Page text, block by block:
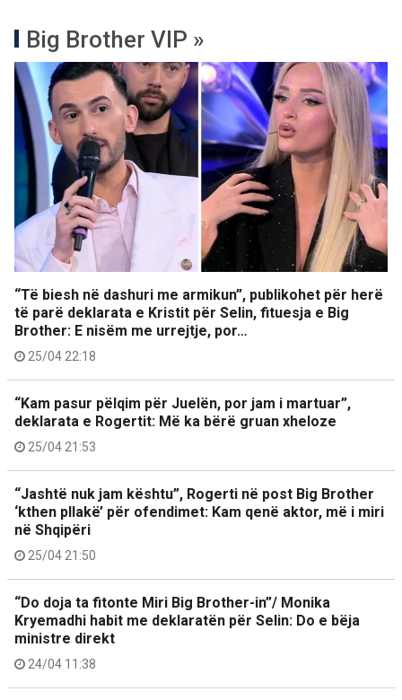
Big Brother VIP »
“Të biesh në dashuri me armikun”, publikohet për herë
të parë deklarata e Kristit për Selin, fituesja e Big
Brother: E nisëm me urrejtje, por…
25/04 22:18
“Kam pasur pëlqim për Juelën, por jam i martuar”,
deklarata e Rogertit: Më ka bërë gruan xheloze
25/04 21:53
“Jashtë nuk jam kështu”, Rogerti në post Big Brother
‘kthen pllakë’ për ofendimet: Kam qenë aktor, më i miri
në Shqipëri
25/04 21:50
“Do doja ta fitonte Miri Big Brother-in”/ Monika
Kryemadhi habit me deklaratën për Selin: Do e bëja
ministre direkt
24/04 11:38